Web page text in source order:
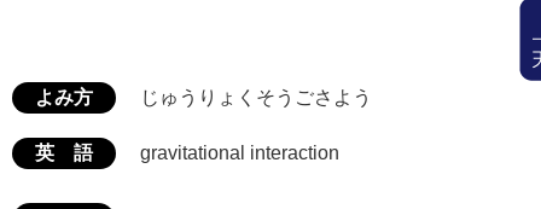
よみ方 じゅうりょくそうごさよう
英 語 gravitational interaction